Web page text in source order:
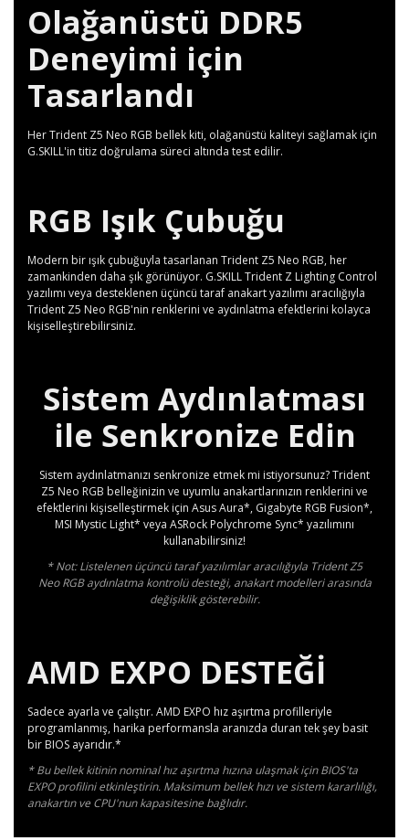
Olağanüstü DDR5
Deneyimi için
Tasarlandı
Her Trident Z5 Neo RGB bellek kiti, olağanüstü kaliteyi sağlamak için
G.SKILL'in titiz doğrulama süreci altında test edilir.
RGB Işık Çubuğu
Modern bir ışık çubuğuyla tasarlanan Trident Z5 Neo RGB, her
zamankinden daha şık görünüyor. G.SKILL Trident Z Lighting Control
yazılımı veya desteklenen üçüncü taraf anakart yazılımı aracılığıyla
Trident Z5 Neo RGB'nin renklerini ve aydınlatma efektlerini kolayca
kişiselleştirebilirsiniz.
Sistem Aydınlatması
ile Senkronize Edin
Sistem aydınlatmanızı senkronize etmek mi istiyorsunuz? Trident
Z5 Neo RGB belleğinizin ve uyumlu anakartlarınızın renklerini ve
efektlerini kişiselleştirmek için Asus Aura*, Gigabyte RGB Fusion*,
MSI Mystic Light* veya ASRock Polychrome Sync* yazılımını
kullanabilirsiniz!
* Not: Listelenen üçüncü taraf yazılımlar aracılığıyla Trident Z5
Neo RGB aydınlatma kontrolü desteği, anakart modelleri arasında
değişiklik gösterebilir.
AMD EXPO DESTEĞİ
Sadece ayarla ve çalıştır. AMD EXPO hız aşırtma profilleriyle
programlanmış, harika performansla aranızda duran tek şey basit
bir BIOS ayarıdır.*
* Bu bellek kitinin nominal hız aşırtma hızına ulaşmak için BIOS'ta
EXPO profilini etkinleştirin. Maksimum bellek hızı ve sistem kararlılığı,
anakartın ve CPU'nun kapasitesine bağlıdır.